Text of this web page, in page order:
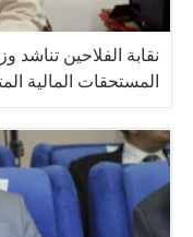
نقابة الفلاحين تناشد
المستحقات المالية